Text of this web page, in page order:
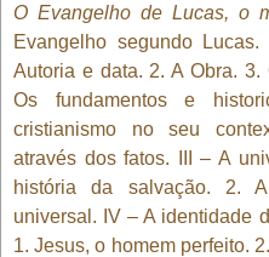
O Evangelho de Lucas, o
Evangelho segundo
Autoria e data. 2. A Obra.
Os fundamentos e
cristianismo no seu
através dos fatos. III – A
história da salvação. 2.
universal. IV – A identidade
1. Jesus, o homem perfeito.